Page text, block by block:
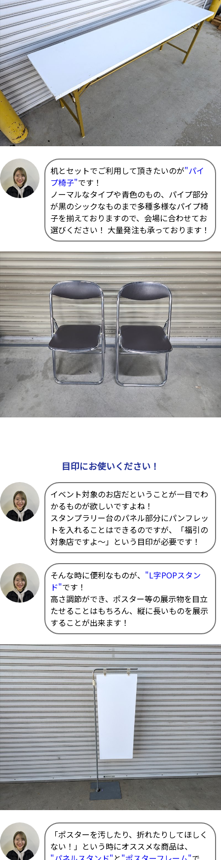
机とセットでご利用して頂きたいのが"パイ
プ椅子"です！
ノーマルなタイプや青色のもの、パイプ部分
が黒のシックなものまで多種多様なパイプ椅
子を揃えておりますので、会場に合わせてお
選びください！ 大量発注も承っております！
目印にお使いください！
イベント対象のお店だということが一目でわ
かるものが欲しいですよね！
スタンプラリー台のパネル部分にパンフレッ
トを入れることはできるのですが、「福引の
対象店ですよ～」という目印が必要です！
そんな時に便利なものが、 "L字POPスタン
ド"です！
高さ調節ができ、ポスター等の展示物を目立
たせることはもちろん、縦に長いものを展示
することが出来ます！
「ポスターを汚したり、折れたりしてほしく
ない！」という時にオススメな商品は、